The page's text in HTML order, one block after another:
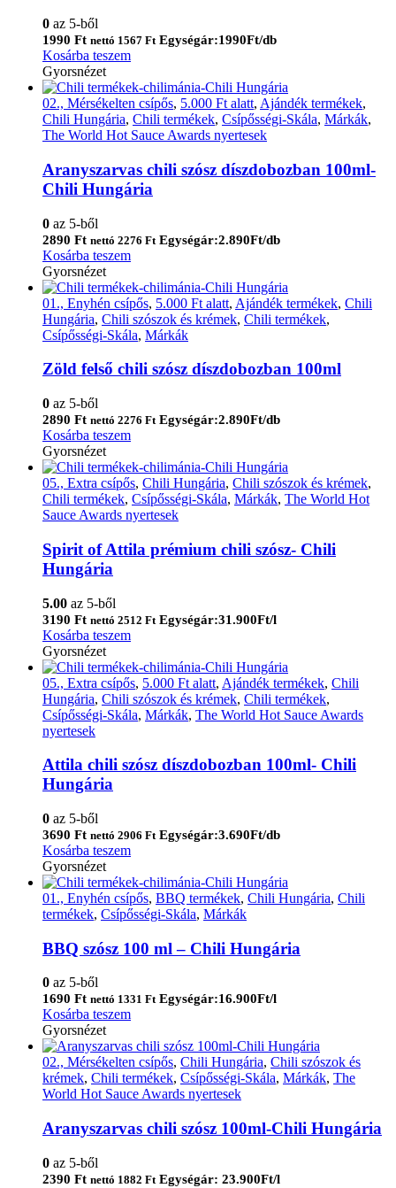
0 az 5-ből
1990 Ft nettó 1567 Ft Egységár:1990Ft/db
Kosárba teszem
Gyorsnézet
02., Mérsékelten csípős, 5.000 Ft alatt, Ajándék termékek,
Chili Hungária, Chili termékek, Csípősségi-Skála, Márkák,
The World Hot Sauce Awards nyertesek
Aranyszarvas chili szósz díszdobozban 100ml-
Chili Hungária
0 az 5-ből
2890 Ft nettó 2276 Ft Egységár:2.890Ft/db
Kosárba teszem
Gyorsnézet
01., Enyhén csípős, 5.000 Ft alatt, Ajándék termékek, Chili
Hungária, Chili szószok és krémek, Chili termékek,
Csípősségi-Skála, Márkák
Zöld felső chili szósz díszdobozban 100ml
0 az 5-ből
2890 Ft nettó 2276 Ft Egységár:2.890Ft/db
Kosárba teszem
Gyorsnézet
05., Extra csípős, Chili Hungária, Chili szószok és krémek,
Chili termékek, Csípősségi-Skála, Márkák, The World Hot
Sauce Awards nyertesek
Spirit of Attila prémium chili szósz- Chili
Hungária
5.00 az 5-ből
3190 Ft nettó 2512 Ft Egységár:31.900Ft/l
Kosárba teszem
Gyorsnézet
05., Extra csípős, 5.000 Ft alatt, Ajándék termékek, Chili
Hungária, Chili szószok és krémek, Chili termékek,
Csípősségi-Skála, Márkák, The World Hot Sauce Awards
nyertesek
Attila chili szósz díszdobozban 100ml- Chili
Hungária
0 az 5-ből
3690 Ft nettó 2906 Ft Egységár:3.690Ft/db
Kosárba teszem
Gyorsnézet
01., Enyhén csípős, BBQ termékek, Chili Hungária, Chili
termékek, Csípősségi-Skála, Márkák
BBQ szósz 100 ml – Chili Hungária
0 az 5-ből
1690 Ft nettó 1331 Ft Egységár:16.900Ft/l
Kosárba teszem
Gyorsnézet
02., Mérsékelten csípős, Chili Hungária, Chili szószok és
krémek, Chili termékek, Csípősségi-Skála, Márkák, The
World Hot Sauce Awards nyertesek
Aranyszarvas chili szósz 100ml-Chili Hungária
0 az 5-ből
2390 Ft nettó 1882 Ft Egységár: 23.900Ft/l